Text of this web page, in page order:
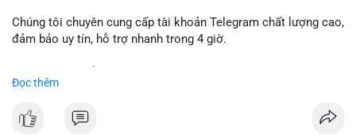
Chúng tôi chuyên cung cấp tài khoản Telegram chất lượng cao,
đảm bảo uy tín, hỗ trợ nhanh trong 4 giờ.
📞 WhatsApp: +1 660 215-8938
📧 Email: localpvashop@gmail.com
Đọc thêm